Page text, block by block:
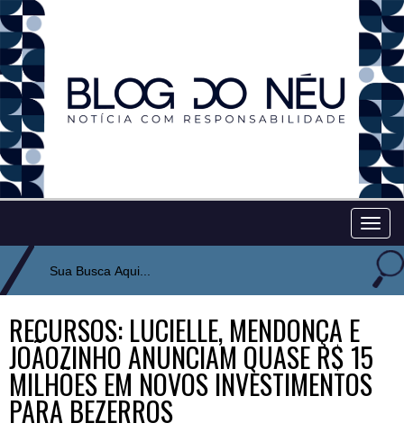
RECURSOS: LUCIELLE, MENDONÇA E
JOÃOZINHO ANUNCIAM QUASE R$ 15
MILHÕES EM NOVOS INVESTIMENTOS
PARA BEZERROS